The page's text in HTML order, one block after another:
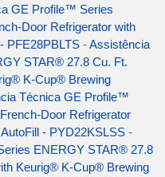
GE Profile™ Series
Door Refrigerator with
PFE28PBLTS -Assistência
STAR® 27.8 Cu. Ft.
K-Cup® Brewing
Técnica GE Profile™
Door Refrigerator
- PYD22KSLSS -
ENERGY STAR® 27.8
Keurig® K-Cup® Brewing